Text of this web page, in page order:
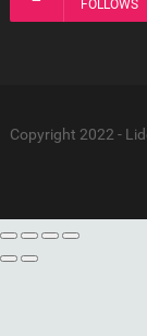
FOLLOWS
Copyright 2022 -